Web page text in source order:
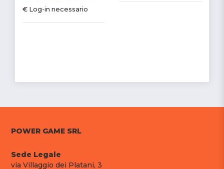
€ Log-in necessario
POWER GAME SRL
Sede Legale
via Villaggio dei Platani, 3